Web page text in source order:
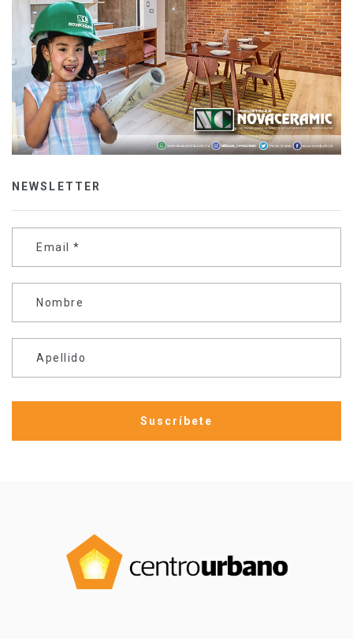
NEWSLETTER
Email *
Nombre
Apellido